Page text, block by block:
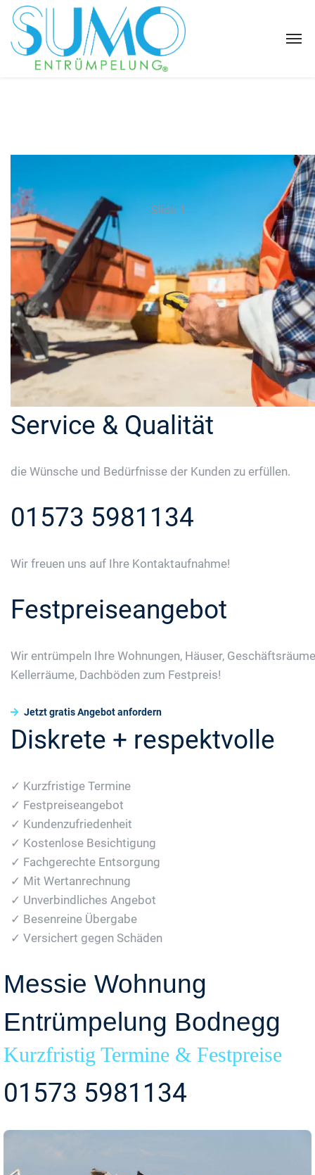
Slide 1
Service & Qualität
die Wünsche und Bedürfnisse der Kunden zu erfüllen.
01573 5981134
Wir freuen uns auf Ihre Kontaktaufnahme!
Festpreiseangebot
Wir entrümpeln Ihre Wohnungen, Häuser,
Kellerräume, Dachböden zum Festpreis!
Jetzt gratis Angebot anfordern
Diskrete + respektvolle
✓ Kurzfristige Termine
✓ Festpreiseangebot
✓ Kundenzufriedenheit
✓ Kostenlose Besichtigung
✓ Fachgerechte Entsorgung
✓ Mit Wertanrechnung
✓ Unverbindliches Angebot
✓ Besenreine Übergabe
✓ Versichert gegen Schäden
Messie Wohnung
Entrümpelung Bodnegg
Kurzfristig Termine & Festpreise
01573 5981134